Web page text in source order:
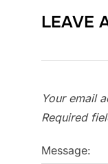
LEAVE
Your email
Required
Message: